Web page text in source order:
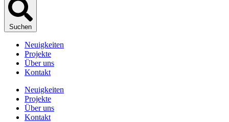
Suchen
Neuigkeiten
Projekte
Über uns
Kontakt
Neuigkeiten
Projekte
Über uns
Kontakt